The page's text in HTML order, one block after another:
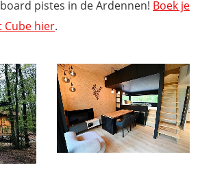
pistes in de Ardennen! Boek je
Cube hier.